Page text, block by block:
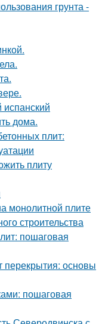
грунта -
дома.
плит:
плиту
монолитной плите
строительства
пошаговая
перекрытия: основы
пошаговая